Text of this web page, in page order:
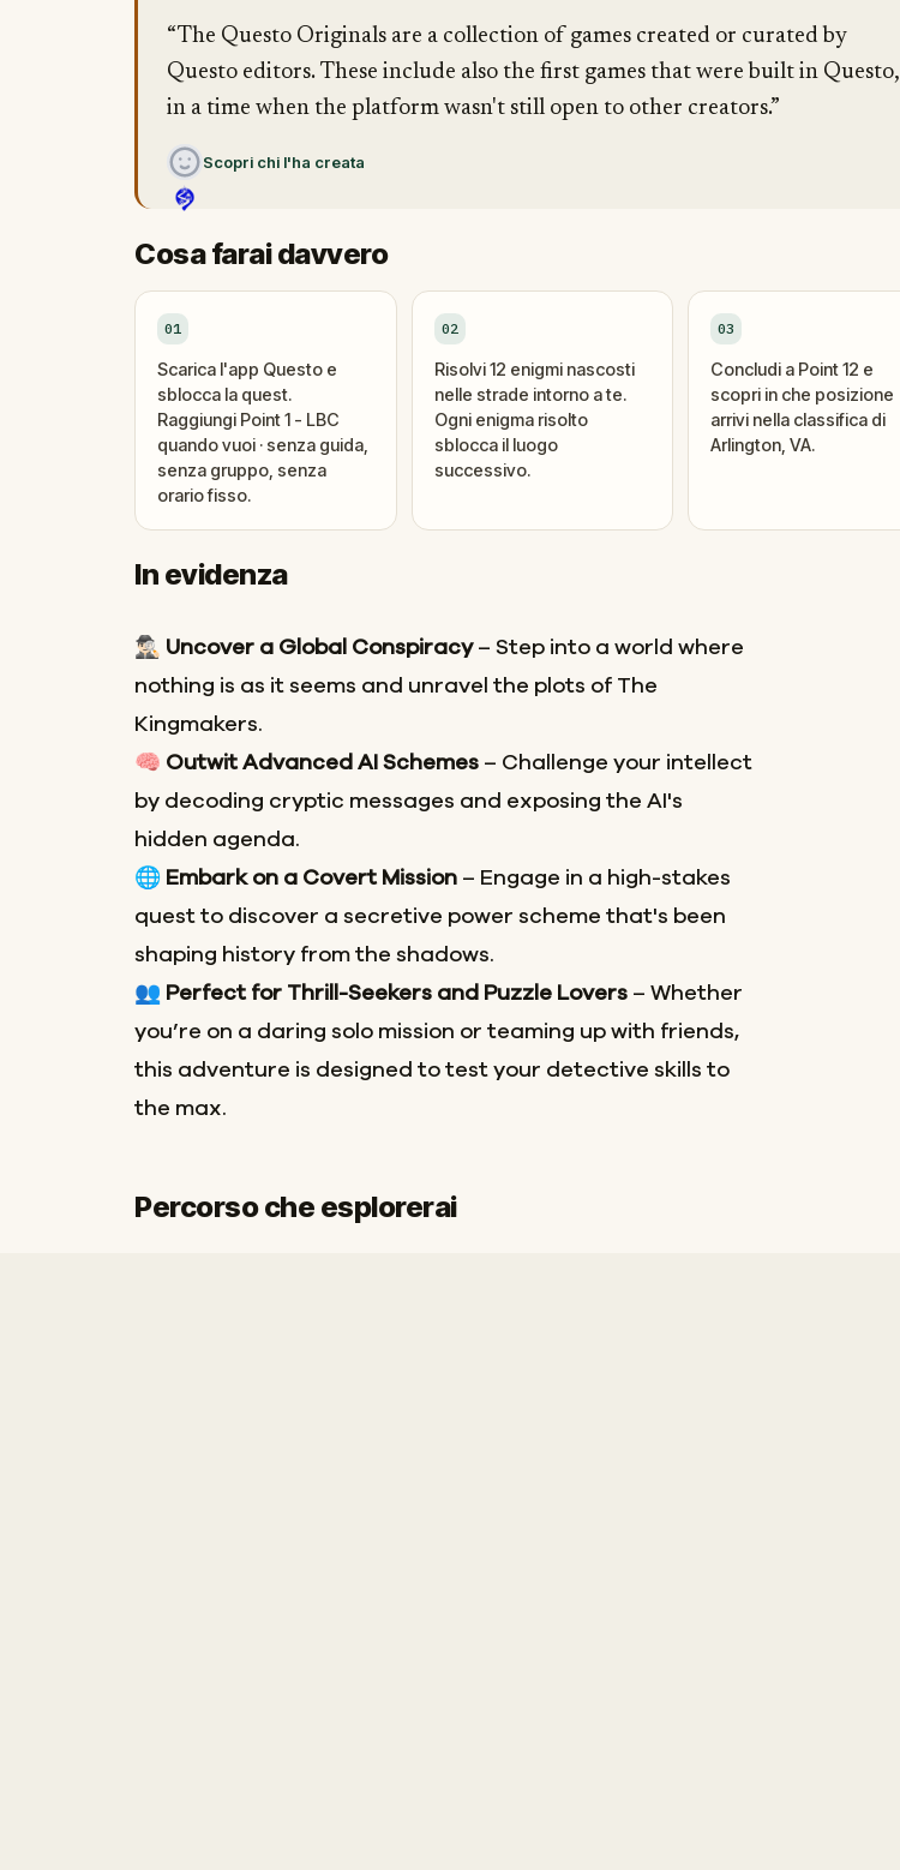
“The Questo Originals are a collection of games created or curated by
Questo editors. These include also the first games that were built in Questo,
in a time when the platform wasn't still open to other creators.”
Scopri chi l'ha creata
Cosa farai davvero
01
Scarica l'app Questo e
sblocca la quest.
Raggiungi Point 1 - LBC
quando vuoi · senza guida,
senza gruppo, senza
orario fisso.
02
Risolvi 12 enigmi nascosti
nelle strade intorno a te.
Ogni enigma risolto
sblocca il luogo
successivo.
03
Concludi a Point 12 e
scopri in che posizione
arrivi nella classifica di
Arlington, VA.
In evidenza
🕵🏻‍♂️ Uncover a Global Conspiracy– Step into a world where
nothing is as it seems and unravel the plots of The
Kingmakers.
🧠 Outwit Advanced AI Schemes – Challenge your intellect
by decoding cryptic messages and exposing the AI's
hidden agenda.
🌐 Embark on a Covert Mission – Engage in a high-stakes
quest to discover a secretive power scheme that's been
shaping history from the shadows.
👥 Perfect for Thrill-Seekers and Puzzle Lovers – Whether
you’re on a daring solo mission or teaming up with friends,
this adventure is designed to test your detective skills to
the max.
Percorso che esplorerai